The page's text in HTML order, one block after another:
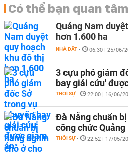
Có thể bạn quan tâm
Quảng Nam
hơn 1.600 ha
NHÀ ĐẤT - 06:30 | 25/06/
3 cựu phó giám
bay giải cứu'
THỜI SỰ - 22:00 | 16/06/
Đà Nẵng chuẩn
công chức
THỜI SỰ - 22:52 | 17/05/